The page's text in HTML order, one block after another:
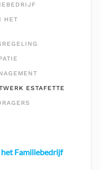
HET
ESTAFETTE
Familiebedrijf